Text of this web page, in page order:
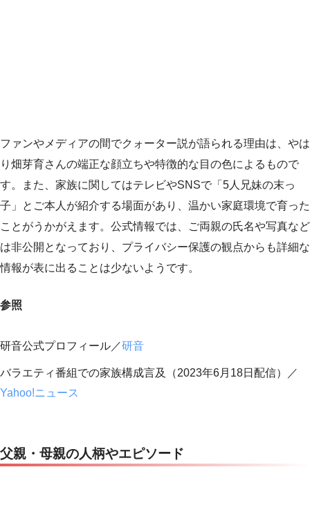
ファンやメディアの間でクォーター説が語られる理由は、やは
り畑芽育さんの端正な顔立ちや特徴的な目の色によるもので
す。また、家族に関してはテレビやSNSで「5人兄妹の末っ
子」とご本人が紹介する場面があり、温かい家庭環境で育った
ことがうかがえます。公式情報では、ご両親の氏名や写真など
は非公開となっており、プライバシー保護の観点からも詳細な
情報が表に出ることは少ないようです。
参照
研音公式プロフィール／研音
バラエティ番組での家族構成言及（2023年6月18日配信）／
Yahoo!ニュース
父親・母親の人柄やエピソード